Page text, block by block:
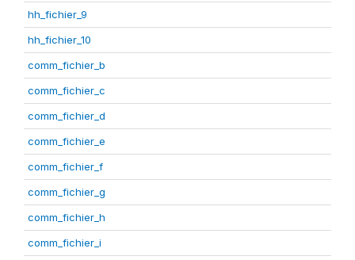
hh_fichier_9
hh_fichier_10
comm_fichier_b
comm_fichier_c
comm_fichier_d
comm_fichier_e
comm_fichier_f
comm_fichier_g
comm_fichier_h
comm_fichier_i